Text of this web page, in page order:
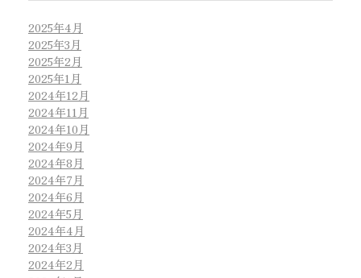
2025年4月
2025年3月
2025年2月
2025年1月
2024年12月
2024年11月
2024年10月
2024年9月
2024年8月
2024年7月
2024年6月
2024年5月
2024年4月
2024年3月
2024年2月